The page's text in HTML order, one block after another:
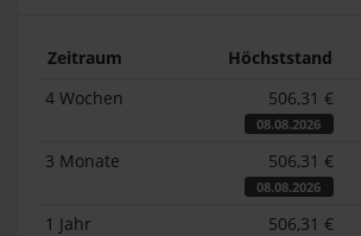
Zeitraum Höchststand
4 Wochen
506,31 €
08.08.2026
3 Monate 506,31 €
08.08.2026
1 Jahr 506,31 €